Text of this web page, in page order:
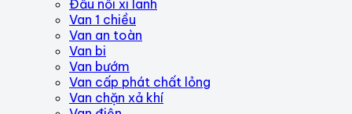
Đầu nối xi lanh
Van 1 chiều
Van an toàn
Van bi
Van bướm
Van cấp phát chất lỏng
Van chặn xả khí